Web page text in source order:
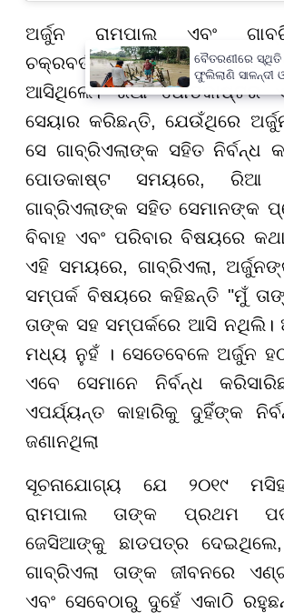
ଅର୍ଜୁନ ରାମପାଲ ଏବଂ
ଚକ୍ରବର୍ତ୍ତୀଙ୍କ ପୋଡକାଷ୍ଟରେ
ଆସିଥିଲେ। ରିଆ ପୋଡକାଷ୍ଟର
ସେୟାର କରିଛନ୍ତି, ଯେଉଁଥିରେ
ସେ ଗାବ୍ରିଏଲାଙ୍କ ସହିତ ନିର୍ବନ୍ଧ
ପୋଡକାଷ୍ଟ ସମୟରେ, ରିଆ
ଗାବ୍ରିଏଲାଙ୍କ ସହିତ ସେମାନଙ୍କ
ବିବାହ ଏବଂ ପରିବାର ବିଷୟରେ
ଏହି ସମୟରେ, ଗାବ୍ରିଏଲା,
ସମ୍ପର୍କ ବିଷୟରେ କହିଛନ୍ତି "ମୁଁ
ତାଙ୍କ ସହ ସମ୍ପର୍କରେ ଆସି ନଥିଲି।
ମଧ୍ୟ ନୁହଁ । ସେତେବେଳେ ଅର୍ଜୁନ
ଏବେ ସେମାନେ ନିର୍ବନ୍ଧ
ଏପର୍ଯ୍ୟନ୍ତ କାହାରିକୁ ଦୁହିଁଙ୍କ
ଜଣାନଥିଲା
ସୂଚନାଯୋଗ୍ୟ ଯେ ୨୦୧୯
ରାମପାଲ ତାଙ୍କ ପ୍ରଥମ
ଜେସିଆଙ୍କୁ ଛାଡପତ୍ର
ଗାବ୍ରିଏଲା ତାଙ୍କ ଜୀବନରେ
ଏବଂ ସେବେଠାରୁ ଦୁହେଁ ଏକାଠି
ବୈତରଣୀରେ
ଫୁଲିଲାଣି ସାଳନ୍ଦୀ